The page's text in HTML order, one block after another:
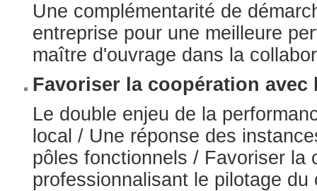
Une complémentarité de
entreprise pour une meilleure
maître d'ouvrage dans la
Favoriser la coopération avec
Le double enjeu de la
local / Une réponse des
pôles fonctionnels / Favoriser la
professionnalisant le pilotage du